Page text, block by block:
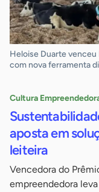
Heloise Duarte
com nova ferramenta
Cultura
aposta em
leiteira
Vencedora do
empreendedora